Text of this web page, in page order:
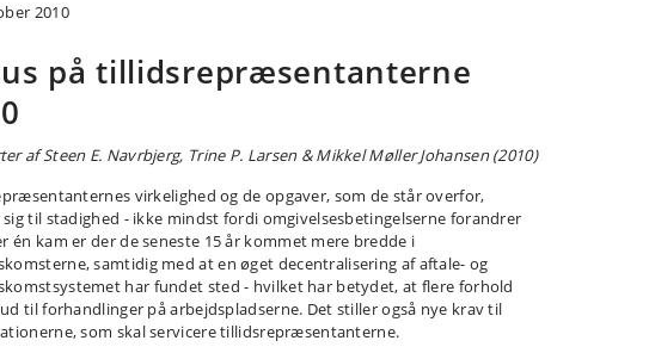
2010
på tillidsrepræsentanterne
af Steen E. Navrbjerg, Trine P. Larsen & Mikkel Møller Johansen (2010)
virkelighed og de opgaver, som de står overfor,
til stadighed - ikke mindst fordi omgivelsesbetingelserne forandrer
én kam er der de seneste 15 år kommet mere bredde i
samtidig med at en øget decentralisering af aftale- og
har fundet sted - hvilket har betydet, at flere forhold
til forhandlinger på arbejdspladserne. Det stiller også nye krav til
som skal servicere tillidsrepræsentanterne.